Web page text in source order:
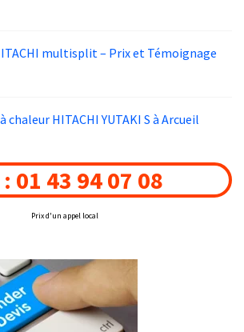
multisplit – Prix et Témoignage
chaleur HITACHI YUTAKI S à Arcueil
01 43 94 07 08
Prix d'un appel local